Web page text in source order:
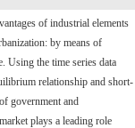
of industrial elements
by means of
Using the time series data
relationship and short-
government and
plays a leading role